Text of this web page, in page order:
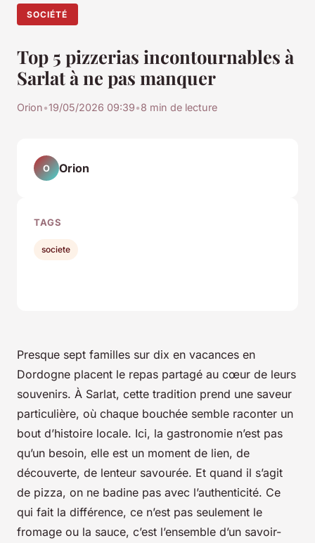
SOCIÉTÉ
Top 5 pizzerias incontournables à
Sarlat à ne pas manquer
Orion•19/05/2026 09:39•8 min de lecture
Presque sept familles sur dix en vacances en
Dordogne placent le repas partagé au cœur de leurs
souvenirs. À Sarlat, cette tradition prend une saveur
particulière, où chaque bouchée semble raconter un
bout d’histoire locale. Ici, la gastronomie n’est pas
qu’un besoin, elle est un moment de lien, de
découverte, de lenteur savourée. Et quand il s’agit
de pizza, on ne badine pas avec l’authenticité. Ce
qui fait la différence, ce n’est pas seulement le
fromage ou la sauce, c’est l’ensemble d’un savoir-
O Orion
TAGS
societe